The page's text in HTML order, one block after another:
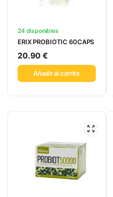
24 disponibles
ERIX PROBIOTIC 60CAPS
20.90€
Añadir al carrito